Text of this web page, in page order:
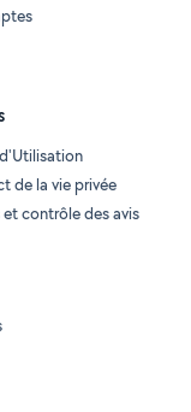
de la vie privée
contrôle des avis